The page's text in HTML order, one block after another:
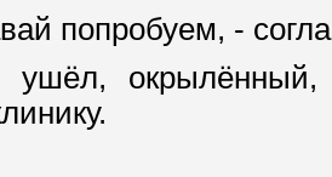
попробуем, -
окрылённый,